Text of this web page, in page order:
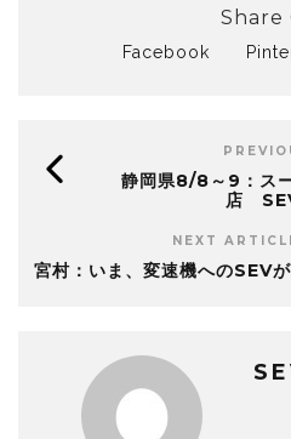
Share
Facebook
静岡県8/8～9：ス
店
NEXT
宮村：いま、変速機へのSEV